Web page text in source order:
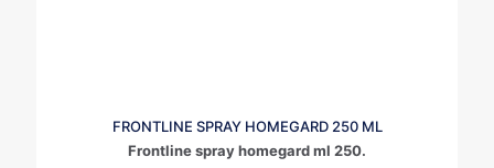
FRONTLINE SPRAY HOMEGARD 250 ML
Frontline spray homegard ml 250.